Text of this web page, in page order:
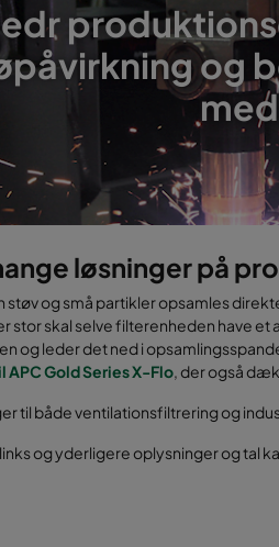
og
løsninger på
og små partikler opsamles
stor skal selve filterenheden have
og leder det ned i
APC Gold Series X-Flo, der også
til både ventilationsfiltrering og
og yderligere oplysninger og tal